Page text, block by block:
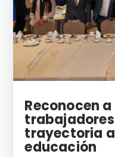
Reconocen
trayectoria
educación